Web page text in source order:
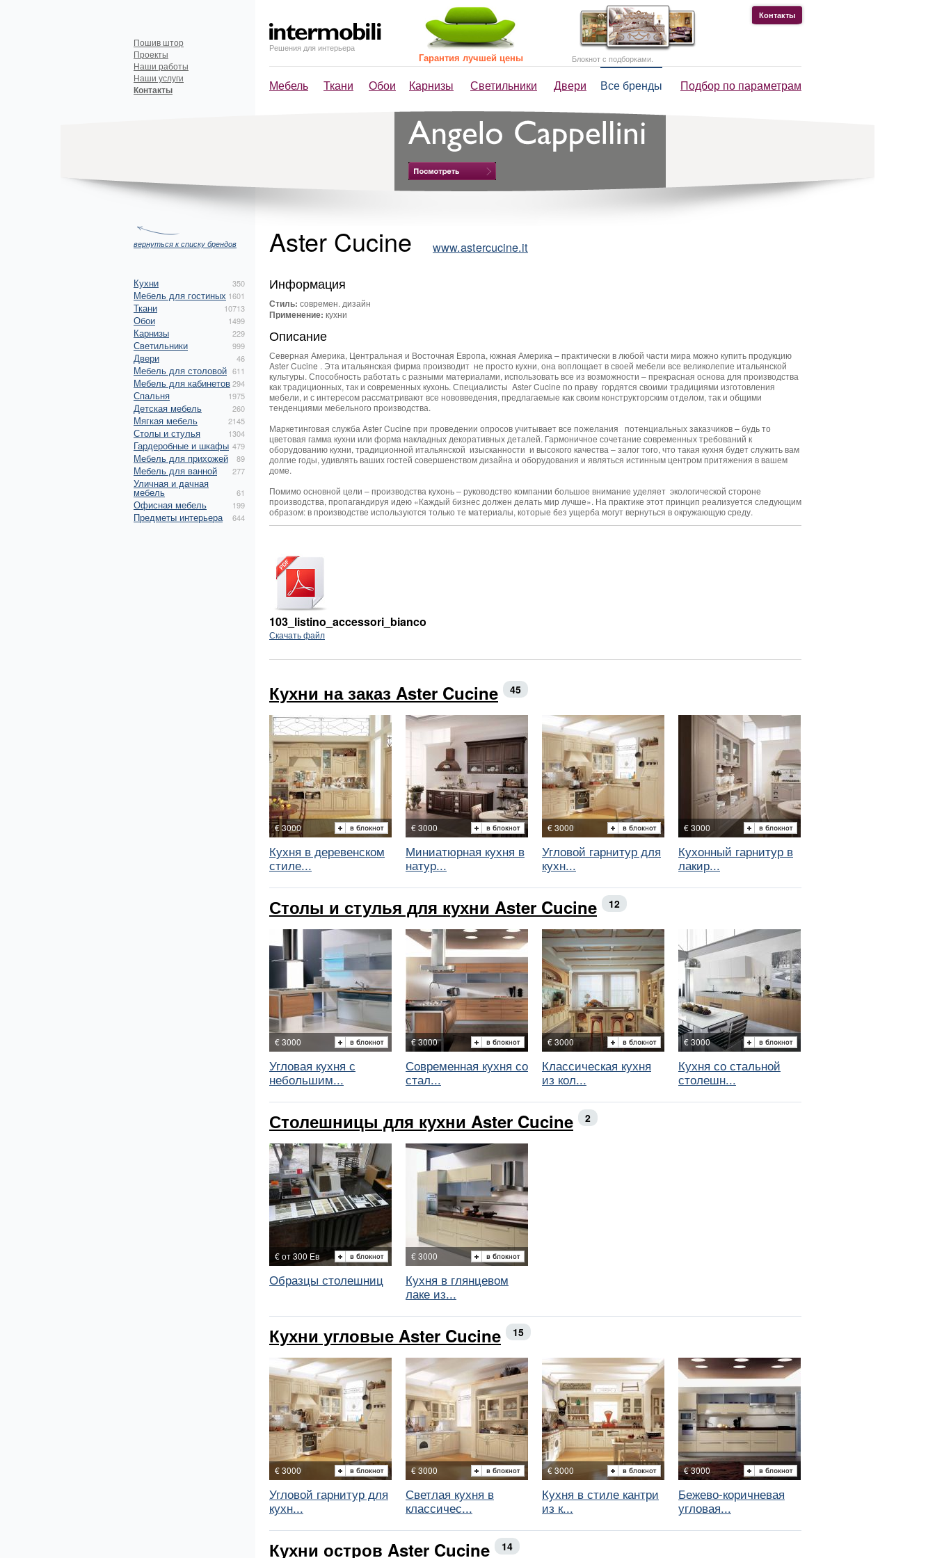
Решения для интерьера
Мебель Ткани Обои Карнизы Светильники Двери Все бренды Подбор по параметрам
Пошив штор
Проекты
Наши работы
Наши услуги
Контакты
Контакты
Гарантия лучшей цены Блокнот с подборками.
вернуться к списку брендов
Кухни 350
Мебель для гостиных 1601
Ткани 10713
Обои 1499
Карнизы 229
Светильники 999
Двери 46
Мебель для столовой 611
Мебель для кабинетов294
Спальня 1975
Детская мебель 260
Мягкая мебель 2145
Столы и стулья 1304
Гардеробные и шкафы 479
Мебель для прихожей 89
Мебель для ванной 277
Уличная и дачная
мебель 61
Офисная мебель 199
Предметы интерьера 644
Aster Cucine www.astercucine.it
Информация
Стиль: современ. дизайн
Применение: кухни
Описание
Северная Америка, Центральная и Восточная Европа, южная Америка – практически в любой части мира можно купить продукцию
Aster Cucine . Эта итальянская фирма производит не просто кухни, она воплощает в своей мебели все великолепие итальянской
культуры. Способность работать с разными материалами, использовать все из возможности – прекрасная основа для производства
как традиционных, так и современных кухонь. Специалисты Aster Cucine по праву гордятся своими традициями изготовления
мебели, и с интересом рассматривают все нововведения, предлагаемые как своим конструкторским отделом, так и общими
тенденциями мебельного производства.
Маркетинговая служба Aster Cucine при проведении опросов учитывает все пожелания потенциальных заказчиков – будь то
цветовая гамма кухни или форма накладных декоративных деталей. Гармоничное сочетание современных требований к
оборудованию кухни, традиционной итальянской изысканности и высокого качества – залог того, что такая кухня будет служить вам
долгие годы, удивлять ваших гостей совершенством дизайна и оборудования и являться истинным центром притяжения в вашем
доме.
Помимо основной цели – производства кухонь – руководство компании большое внимание уделяет экологической стороне
производства, пропагандируя идею «Каждый бизнес должен делать мир лучше». На практике этот принцип реализуется следующим
образом: в производстве используются только те материалы, которые без ущерба могут вернуться в окружающую среду.
103_listino_accessori_bianco
Скачать файл
Кухни на заказ Aster Cucine 45
€ 3000
Кухня в деревенском
стиле...
€ 3000
Миниатюрная кухня в
натур...
€ 3000
Угловой гарнитур для
кухн...
€ 3000
Кухонный гарнитур в
лакир...
Столы и стулья для кухни Aster Cucine 12
€ 3000
Угловая кухня с
небольшим...
€ 3000
Современная кухня со
стал...
€ 3000
Классическая кухня
из кол...
€ 3000
Кухня со стальной
столешн...
Столешницы для кухни Aster Cucine 2
€ от 300 Ев
Образцы столешниц
€ 3000
Кухня в глянцевом
лаке из...
Кухни угловые Aster Cucine 15
€ 3000
Угловой гарнитур для
кухн...
€ 3000
Светлая кухня в
классичес...
€ 3000
Кухня в стиле кантри
из к...
€ 3000
Бежево-коричневая
угловая...
Кухни остров Aster Cucine 14